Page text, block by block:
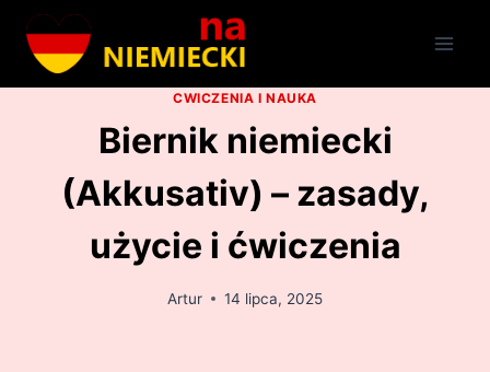
Przejdź
treści
CWICZENIA I NAUKA
Biernik niemiecki
(Akkusativ) – zasady,
użycie i ćwiczenia
Artur 14 lipca, 2025